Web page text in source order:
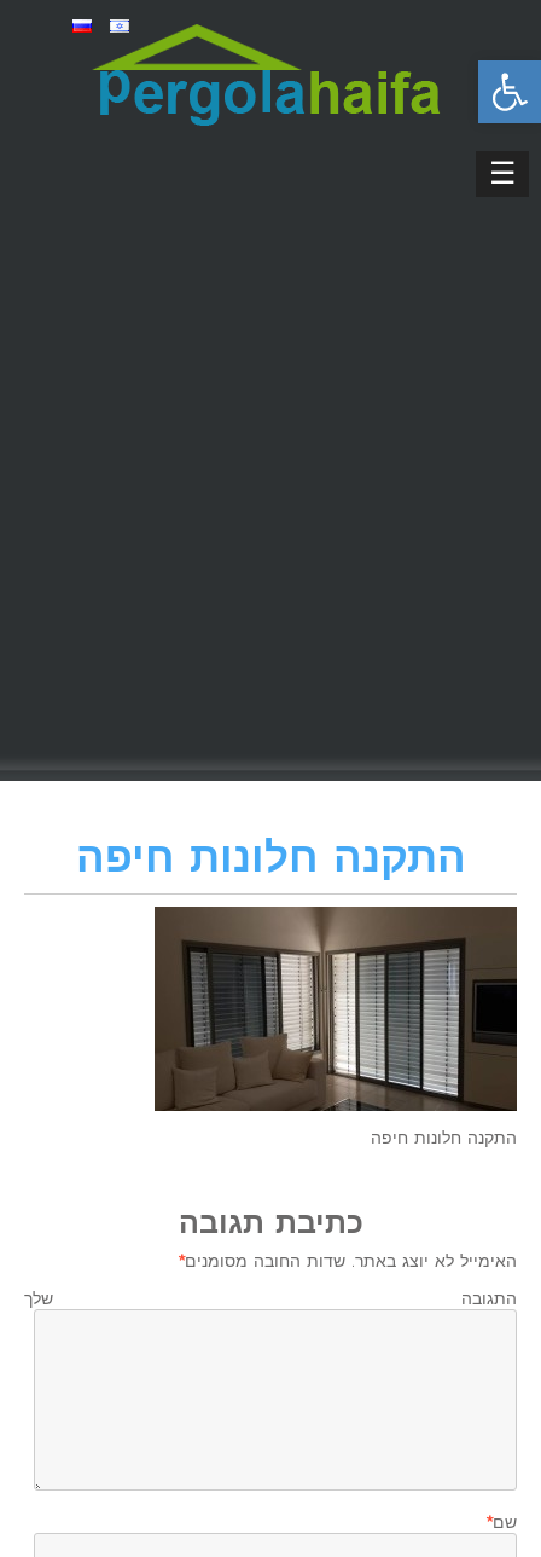
פתח סרגל נגישות
☰
התקנה חלונות חיפה
התקנה חלונות חיפה
כתיבת תגובה
האימייל לא יוצג באתר. שדות החובה מסומנים*
התגובה שלך
שם*